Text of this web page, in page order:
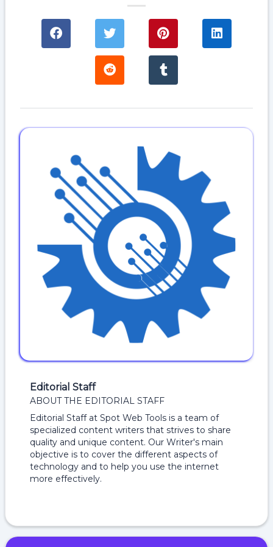
Editorial Staff
ABOUT THE EDITORIAL STAFF
Editorial Staff at Spot Web Tools is a team of
specialized content writers that strives to share
quality and unique content. Our Writer's main
objective is to cover the different aspects of
technology and to help you use the internet
more effectively.